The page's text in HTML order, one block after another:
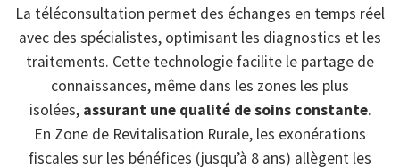
La téléconsultation permet des échanges en temps réel
avec des spécialistes, optimisant les diagnostics et les
traitements. Cette technologie facilite le partage de
connaissances, même dans les zones les plus
isolées, assurant une qualité de soins constante.
En Zone de Revitalisation Rurale, les exonérations
fiscales sur les bénéfices (jusqu’à 8 ans) allègent les